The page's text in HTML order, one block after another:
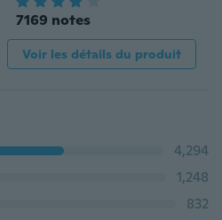
7169 notes
Voir les détails du produit
4,294
1,248
832